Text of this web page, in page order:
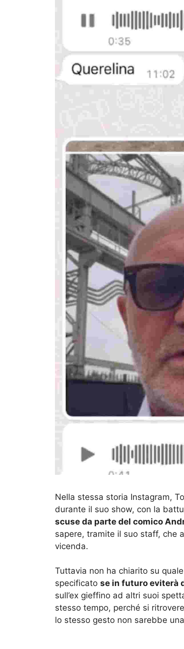
Nella stessa storia Instagram,
durante il suo show, con la
scuse da parte del comico
sapere, tramite il suo staff, che
vicenda.
Tuttavia non ha chiarito su
specificato se in futuro eviterà
sull’ex gieffino ad altri suoi
stesso tempo, perché si
lo stesso gesto non sarebbe